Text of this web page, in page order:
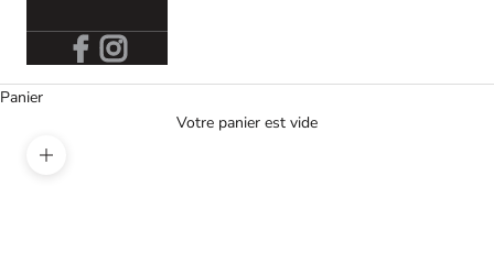
Panier
Votre panier est vide
Zoomer sur l'image